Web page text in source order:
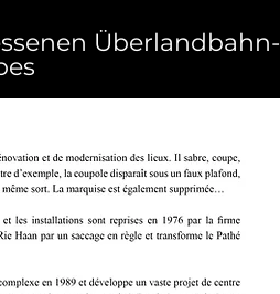
Überlandbahn-